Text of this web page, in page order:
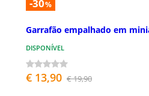
-30%
Garrafão empalhado em
DISPONÍVEL
€ 13,90 € 19,90